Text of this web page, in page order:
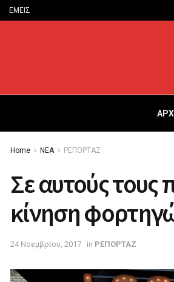
ΕΜΕΙΣ
Home ΝΕΑ ΡΕΠΟΡΤΑΖ
Σε αυτούς
κίνηση
24 Νοεμβρίου, 2017 in ΡΕΠΟΡΤΑΖ